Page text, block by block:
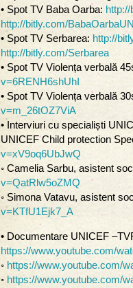
• Spot TV Baba Oarba:
http://bitly.com/
• Spot TV Serbarea: http://
http://bitly.com/Serbarea
• Spot TV Violența verbală
v=6RENH6shUhI
• Spot TV Violența verbală
v=m_26tOZ7ViA
• Interviuri cu specialiști
UNICEF Child protection
v=xV9oq6UbJwQ
◦ Camelia Sarbu, asistent
v=QatRlw5oZMQ
◦ Simona Vatavu, asistent
v=KTfU1Ejk7_A
• Documentare UNICEF
https://www.youtube.com/
◦ https://www.youtube.com/
◦ https://www.youtube.com/